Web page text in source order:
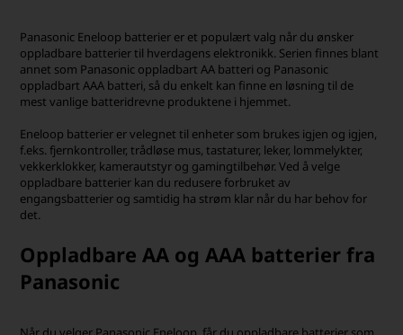
Panasonic Eneloop batterier er et populært valg når du ønsker
oppladbare batterier til hverdagens elektronikk. Serien finnes blant
annet som Panasonic oppladbart AA batteri og Panasonic
oppladbart AAA batteri, så du enkelt kan finne en løsning til de
mest vanlige batteridrevne produktene i hjemmet.
Eneloop batterier er velegnet til enheter som brukes igjen og igjen,
f.eks. fjernkontroller, trådløse mus, tastaturer, leker, lommelykter,
vekkerklokker, kamerautstyr og gamingtilbehør. Ved å velge
oppladbare batterier kan du redusere forbruket av
engangsbatterier og samtidig ha strøm klar når du har behov for
det.
Oppladbare AA og AAA batterier fra
Panasonic